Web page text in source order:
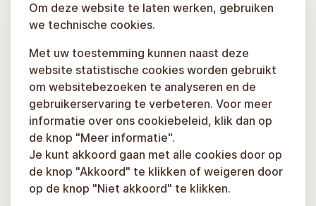
Om deze website te laten werken, gebruiken
we technische cookies.
Met uw toestemming kunnen naast deze
website statistische cookies worden gebruikt
om websitebezoeken te analyseren en de
gebruikerservaring te verbeteren. Voor meer
informatie over ons cookiebeleid, klik dan op
de knop "Meer informatie".
Je kunt akkoord gaan met alle cookies door op
de knop "Akkoord" te klikken of weigeren door
op de knop "Niet akkoord" te klikken.